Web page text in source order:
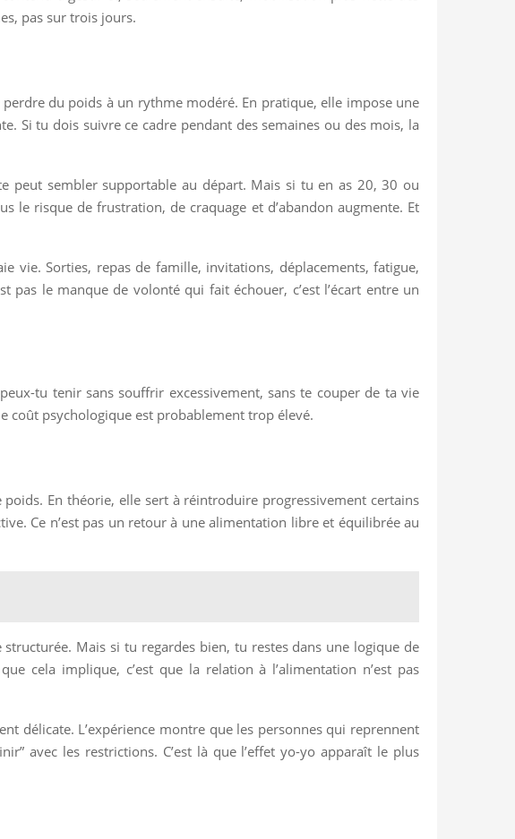
pas sur trois jours.
du poids à un rythme modéré. En pratique, elle impose une
Si tu dois suivre ce cadre pendant des semaines ou des mois, la
peut sembler supportable au départ. Mais si tu en as 20, 30 ou
le risque de frustration, de craquage et d’abandon augmente. Et
vie. Sorties, repas de famille, invitations, déplacements, fatigue,
le manque de volonté qui fait échouer, c’est l’écart entre un
tu tenir sans souffrir excessivement, sans te couper de ta vie
coût psychologique est probablement trop élevé.
En théorie, elle sert à réintroduire progressivement certains
Ce n’est pas un retour à une alimentation libre et équilibrée au
Mais si tu regardes bien, tu restes dans une logique de
cela implique, c’est que la relation à l’alimentation n’est pas
délicate. L’expérience montre que les personnes qui reprennent
avec les restrictions. C’est là que l’effet yo-yo apparaît le plus